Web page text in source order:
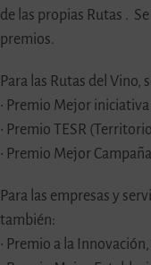
de las propias Rutas .
premios.
Para las Rutas del Vino,
• Premio Mejor
• Premio TESR
• Premio Mejor
Para las empresas y
también:
• Premio a la